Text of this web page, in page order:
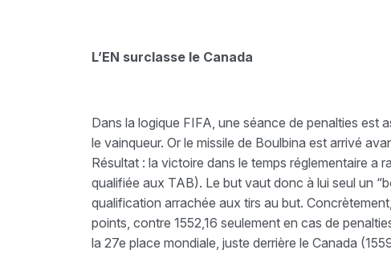
L’EN surclasse le Canada
Dans la logique FIFA, une séance de penalties est
le vainqueur. Or le missile de Boulbina est arrivé
Résultat : la victoire dans le temps réglementaire a
qualifiée aux TAB). Le but vaut donc à lui seul un
qualification arrachée aux tirs au but.
points, contre 1552,16 seulement en cas de
la 27e place mondiale, juste derrière le Canada